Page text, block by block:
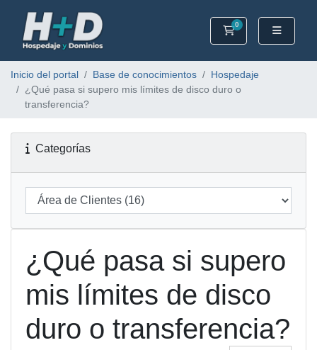
0
Carrito
Inicio del portal Base de conocimientos
Hospedaje
¿Qué pasa si supero mis límites de disco duro o
transferencia?
Categorías
¿Qué pasa si supero
mis límites de disco
duro o transferencia?